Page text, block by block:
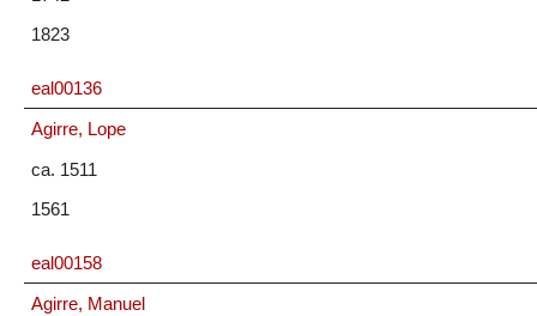
1823
eal00136
Agirre, Lope
ca. 1511
1561
eal00158
Agirre, Manuel